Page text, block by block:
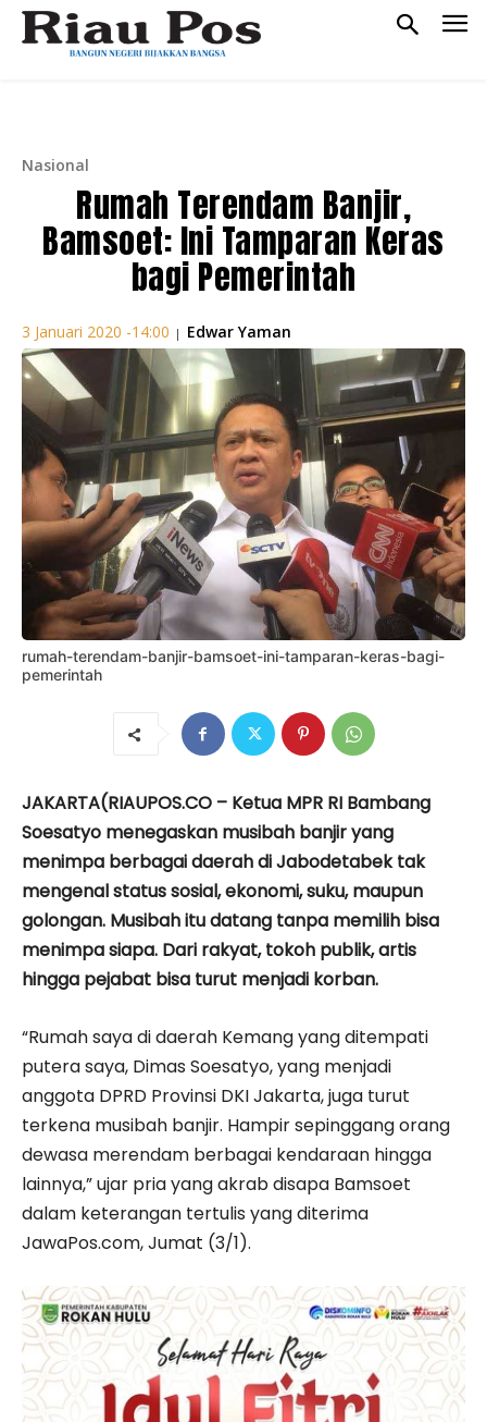
Nasional
Rumah Terendam Banjir,
Bamsoet: Ini Tamparan Keras
bagi Pemerintah
3 Januari 2020 -14:00 | Edwar Yaman
rumah-terendam-banjir-bamsoet-ini-tamparan-keras-bagi-
pemerintah
JAKARTA(RIAUPOS.CO – Ketua MPR RI Bambang
Soesatyo menegaskan musibah banjir yang
menimpa berbagai daerah di Jabodetabek tak
mengenal status sosial, ekonomi, suku, maupun
golongan. Musibah itu datang tanpa memilih bisa
menimpa siapa. Dari rakyat, tokoh publik, artis
hingga pejabat bisa turut menjadi korban.
“Rumah saya di daerah Kemang yang ditempati
putera saya, Dimas Soesatyo, yang menjadi
anggota DPRD Provinsi DKI Jakarta, juga turut
terkena musibah banjir. Hampir sepinggang orang
dewasa merendam berbagai kendaraan hingga
lainnya,” ujar pria yang akrab disapa Bamsoet
dalam keterangan tertulis yang diterima
JawaPos.com, Jumat (3/1).